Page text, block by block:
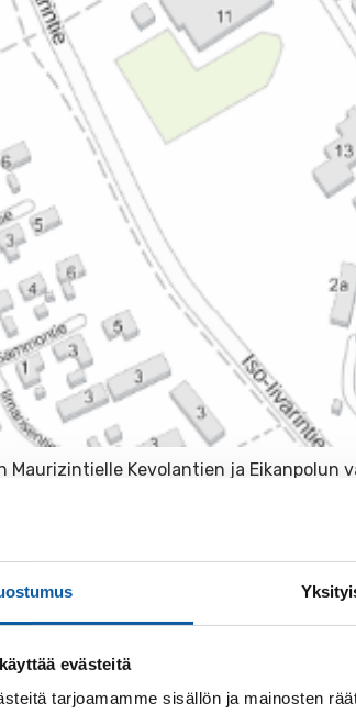
evästeitä
tarjoamamme sisällön ja mainosten
Maurizintielle Kevolantien ja Eikanpolun
Traficom on myöntänyt
kohdistuu Paimioon,
ja Eikanpolun väliselle
syksyn aikana.